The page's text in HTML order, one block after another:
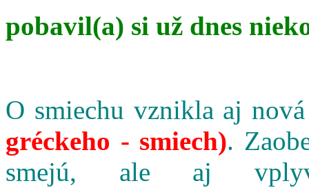
pobavil(a) si už dnes
O smiechu vznikla aj
gréckeho - smiech).
smejú, ale aj